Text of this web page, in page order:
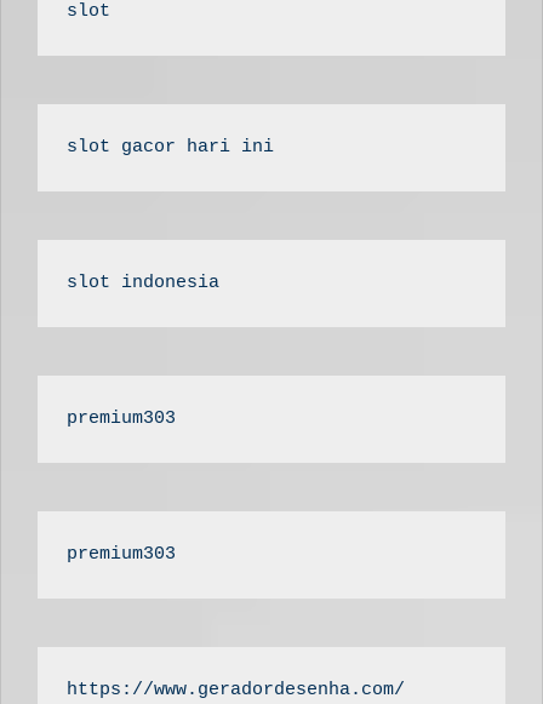
slot
slot gacor hari ini
slot indonesia
premium303
premium303
https://www.geradordesenha.com/